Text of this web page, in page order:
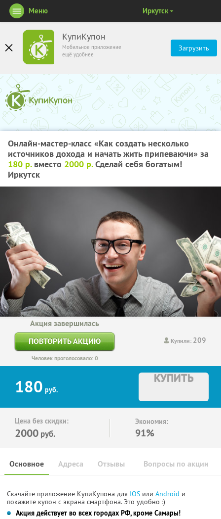
КупиКупон
Мобильное приложение
ещё удобнее
Загрузить
Меню Иркутск
Онлайн-мастер-класс «Как создать несколько
источников дохода и начать жить припеваючи» за
180 р.вместо 2000 р.Сделай себя богатым!
Иркутск
Купили: 209
Акция завершилась
ПОВТОРИТЬ АКЦИЮ
Человек проголосовало: 0
180 руб.
КУПИТЬ
Цена без скидки:
2000 руб.
Экономия:
91%
Основное Отзывы Вопросы по акции
Адреса
Скачайте приложение КупиКупона для IOS или Android и
покажите купон с экрана смартфона. Это удобно :)
Акция действует во всех городах РФ, кроме Самары!